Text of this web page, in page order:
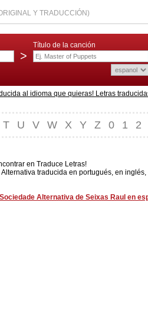
Y TRADUCCIÓN)
>
Título de la canción
al idioma que quieras! Letras
T U V W X Y Z 0 1 2
en Traduce Letras!
traducida en portugués, en
Alternativa de Seixas Raul en